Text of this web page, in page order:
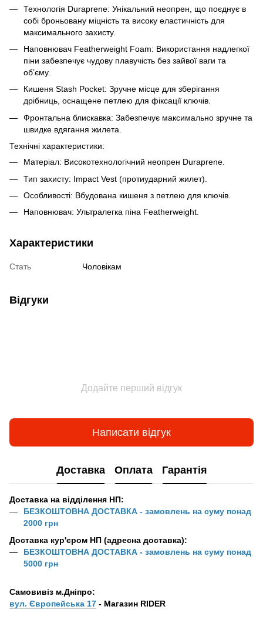
Технологія Duraprene: Унікальний неопрен, що поєднує в
собі броньовану міцність та високу еластичність для
максимального захисту.
Наповнювач Featherweight Foam: Використання надлегкої
піни забезпечує чудову плавучість без зайвої ваги та
об’єму.
Кишеня Stash Pocket: Зручне місце для зберігання
дрібниць, оснащене петлею для фіксації ключів.
Фронтальна блискавка: Забезпечує максимально зручне та
швидке вдягання жилета.
Технічні характеристики:
Матеріал: Високотехнологічний неопрен Duraprene.
Тип захисту: Impact Vest (протиударний жилет).
Особливості: Вбудована кишеня з петлею для ключів.
Наповнювач: Ультралегка піна Featherweight.
Характеристики
Стать Чоловікам
Відгуки
Додайте перший відгук
Написати відгук
Доставка Оплата Гарантія
Доставка на відділення НП:
БЕЗКОШТОВНА ДОСТАВКА - замовлень на суму понад
2000 грн
Доставка кур'єром НП (адресна доставка):
БЕЗКОШТОВНА ДОСТАВКА - замовлень на суму понад
5000 грн
Самовивіз м.Дніпро:
вул. Європейська 17 - Магазин RIDER